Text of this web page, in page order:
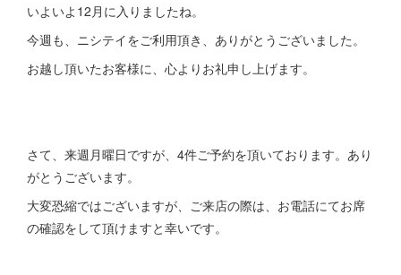
いよいよ12月に入りましたね。
今週も、ニシテイをご利用頂き、 ありがとうございました。
お越し頂いたお客様に、心よりお礼申し上げます。
さて、来週月曜日ですが、4件ご予約を頂いております。あり
がとうございます。
大変恐縮ではございますが、ご来店の際は、お電話にてお席
の確認をして頂けますと幸いです。